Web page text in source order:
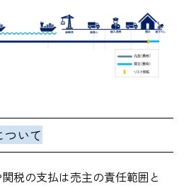
いて
税の支払は売主の責任範囲と